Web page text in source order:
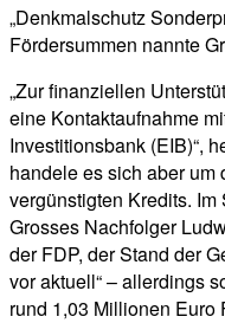
„Denkmalschutz
Fördersummen nannte
„Zur finanziellen
eine Kontaktaufnahme
Investitionsbank (EIB)“,
handele es sich aber
vergünstigten Kredits.
Grosses Nachfolger
der FDP, der Stand der
vor aktuell“ – allerdings
rund 1,03 Millionen Euro